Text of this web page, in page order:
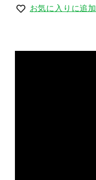
お気に入りに追加